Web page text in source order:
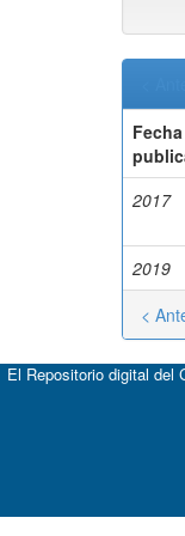
2017
2019
<
El Repositorio digital del